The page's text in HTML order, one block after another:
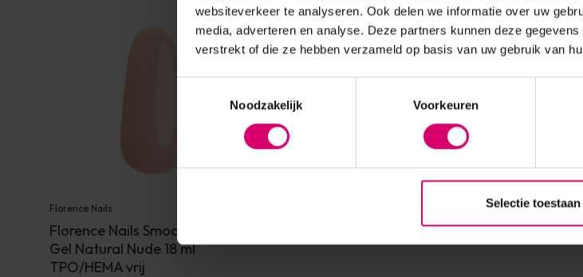
websiteverkeer te analyseren. Ook delen we informatie over uw
media, adverteren en analyse. Deze partners kunnen deze
verstrekt of die ze hebben verzameld op basis van uw gebruik van
Noodzakelijk
Voorkeuren
Selectie toestaan
Florence Nails
Florence Nails Smooth Builder
Gel Natural Nude 18 ml
TPO/HEMA vrij